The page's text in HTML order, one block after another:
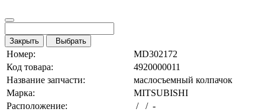
Закрыть Выбрать
Номер:
MD302172
Код товара:
4920000011
Название запчасти:
маслосъемный колпачок
Марка:
MITSUBISHI
Расположение:
/ / -